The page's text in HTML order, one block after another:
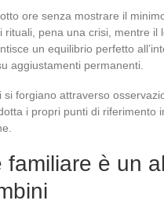
ore senza mostrare il
pena una crisi, mentre il
un equilibrio perfetto
aggiustamenti permanenti.
forgiano attraverso
i propri punti di riferimento
familiare è un